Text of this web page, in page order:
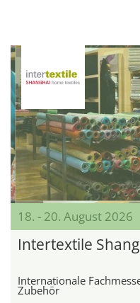
18. - 20. August 2026
Intertextile
Internationale
Zubehör